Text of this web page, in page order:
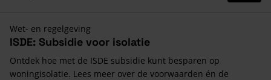
Wet- en regelgeving
ISDE: Subsidie voor isolatie
Ontdek hoe met de ISDE subsidie kunt besparen op
woningisolatie. Lees meer over de voorwaarden én de